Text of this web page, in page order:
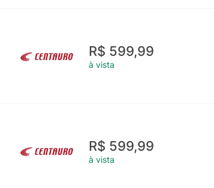
R$ 599,99
à vista
R$ 599,99
à vista